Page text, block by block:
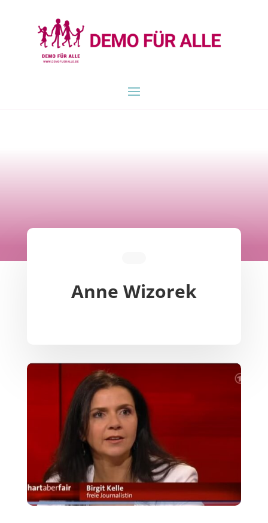
Anne Wizorek